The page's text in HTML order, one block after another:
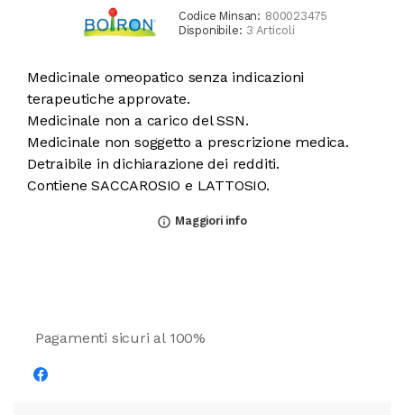
Codice Minsan: 800023475
Disponibile: 3 Articoli
Medicinale omeopatico senza indicazioni
terapeutiche approvate.
Medicinale non a carico del SSN.
Medicinale non soggetto a prescrizione medica.
Detraibile in dichiarazione dei redditi.
Contiene SACCAROSIO e LATTOSIO.
info_outline Maggiori info
Pagamenti sicuri al 100%